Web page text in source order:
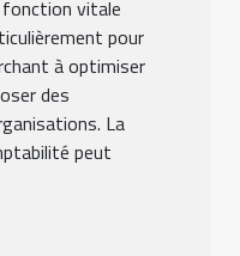
vitale
pour
à optimiser
des
La
peut